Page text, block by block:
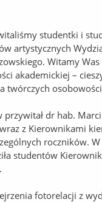
studentki i
artystycznych
Witamy
akademickiej –
twórczych
dr hab.
z Kierownikami
roczników.
studentów
fotorelacji z